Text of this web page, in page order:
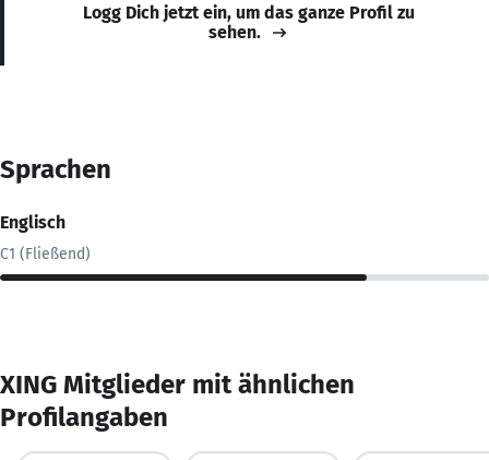
Logg Dich jetzt ein, um das ganze Profil zu
sehen.
Sprachen
Englisch
C1 (Fließend)
XING Mitglieder mit ähnlichen
Profilangaben